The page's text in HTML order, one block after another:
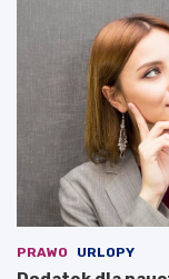
PRAWO URLOPY